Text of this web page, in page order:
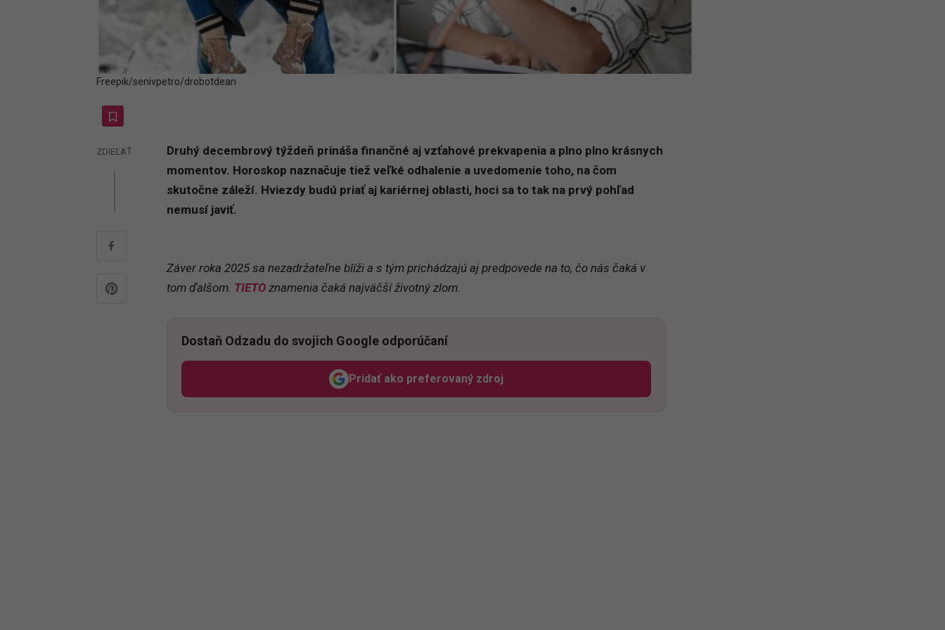
Freepik/senivpetro/drobotdean
ZDIEĽAŤ
Druhý decembrový týždeň prináša finančné aj vzťahové prekvapenia a plno plno krásnych
momentov. Horoskop naznačuje tiež veľké odhalenie a uvedomenie toho, na čom
skutočne záleží. Hviezdy budú priať aj kariérnej oblasti, hoci sa to tak na prvý pohľad
nemusí javiť.
Záver roka 2025 sa nezadržateľne blíži a s tým prichádzajú aj predpovede na to, čo nás čaká v
tom ďalšom. TIETO znamenia čaká najväčší životný zlom.
Dostaň Odzadu do svojich Google odporúčaní
Pridať ako preferovaný zdroj
Odzadu, odkaz sa otvorí v novom okne